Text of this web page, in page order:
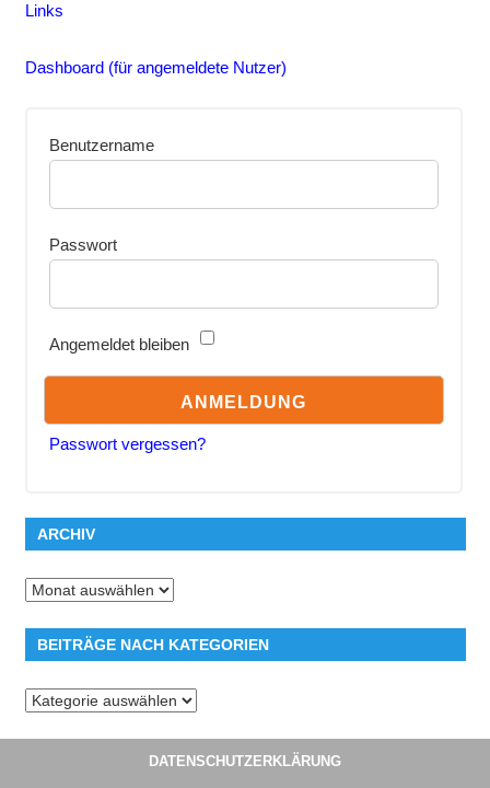
Links
Dashboard (für angemeldete Nutzer)
Benutzername
Passwort
Angemeldet bleiben
Passwort vergessen?
ARCHIV
Archiv
BEITRÄGE NACH KATEGORIEN
Beiträge
DATENSCHUTZERKLÄRUNG